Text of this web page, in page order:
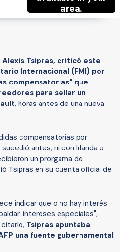
Tsipras, criticó este
Internacional (FMI) por
compensatorias" que
para sellar un
, horas antes de una nueva
compensatorias por
antes, ni con Irlanda o
un prorgama de
Tsipras en su cuenta oficial de
indicar que o no hay interés
intereses especiales",
Tsipras apuntaba
una fuente gubernamental